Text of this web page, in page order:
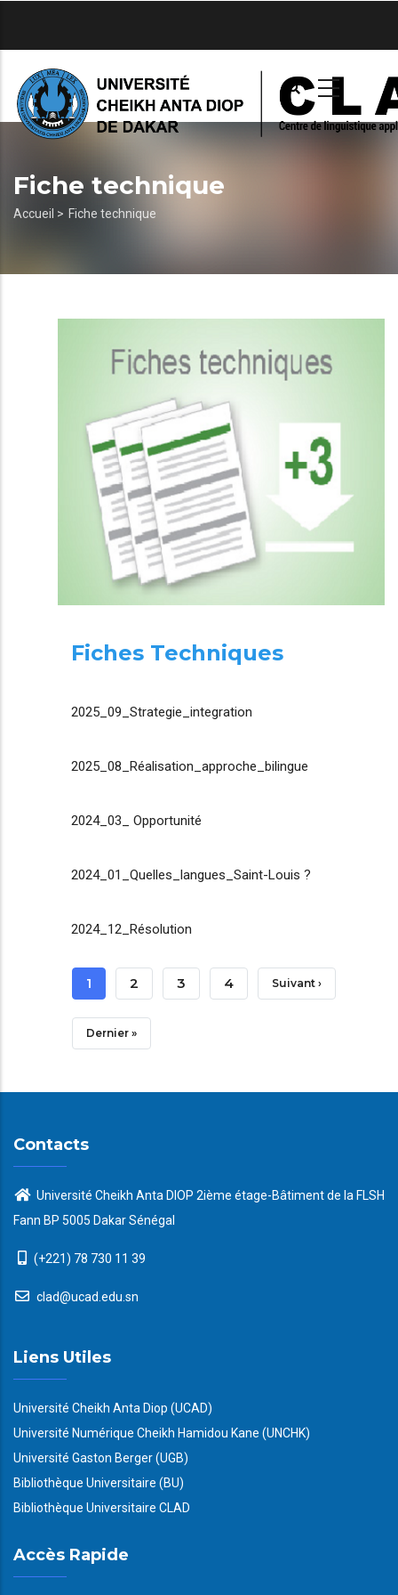
principal
Fiche technique
Fil
Accueil > Fiche technique
Fiches Techniques
2025_09_Strategie_integration
2025_08_Réalisation_approche_bilingue
2024_03_ Opportunité
2024_01_Quelles_langues_Saint-Louis ?
2024_12_Résolution
Pagination
Page
Courante
1 Page
2 Page
3 Page
4 Page
Suivant ›
Dernière
Dernier »
Contacts
Université Cheikh Anta DIOP 2ième étage-Bâtiment de la FLSH
Fann BP 5005 Dakar Sénégal
(+221) 78 730 11 39
clad@ucad.edu.sn
Liens Utiles
Université Cheikh Anta Diop (UCAD)
Université Numérique Cheikh Hamidou Kane (UNCHK)
Université Gaston Berger (UGB)
Bibliothèque Universitaire (BU)
Bibliothèque Universitaire CLAD
Accès Rapide